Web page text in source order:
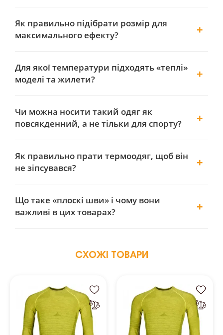
Як правильно підібрати розмір для
максимального ефекту?
Для якої температури підходять «теплі»
моделі та жилети?
Чи можна носити такий одяг як
повсякденний, а не тільки для спорту?
Як правильно прати термоодяг, щоб він
не зіпсувався?
Що таке «плоскі шви» і чому вони
важливі в цих товарах?
СХОЖІ ТОВАРИ